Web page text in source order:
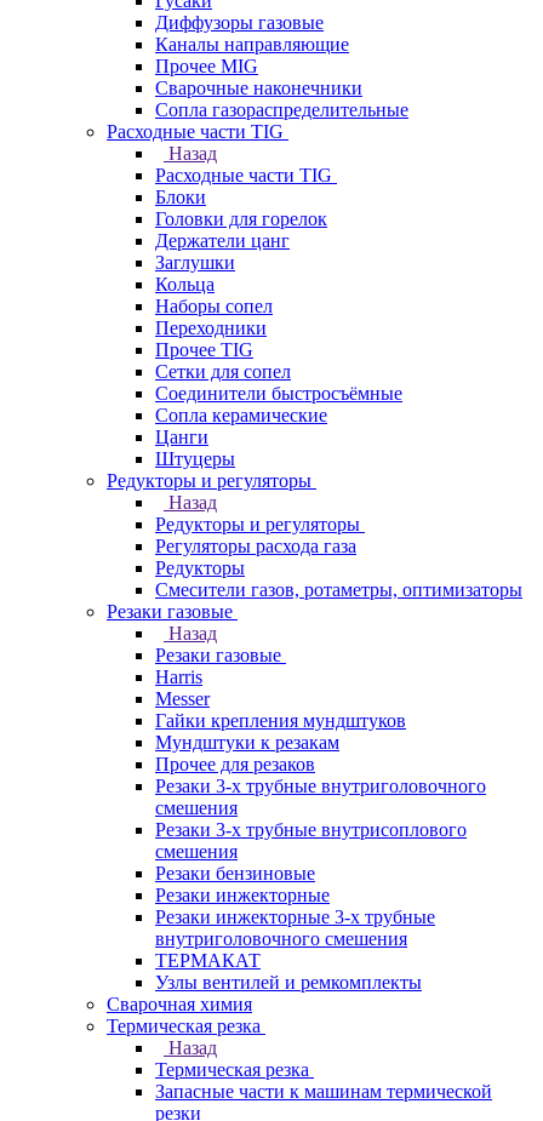
Диффузоры газовые
Каналы направляющие
Прочее MIG
Сварочные наконечники
Сопла газораспределительные
Расходные части TIG
Назад
Расходные части TIG
Блоки
Головки для горелок
Держатели цанг
Заглушки
Кольца
Наборы сопел
Переходники
Прочее TIG
Сетки для сопел
Соединители быстросъёмные
Сопла керамические
Цанги
Штуцеры
Редукторы и регуляторы
Назад
Редукторы и регуляторы
Регуляторы расхода газа
Редукторы
Смесители газов, ротаметры, оптимизаторы
Резаки газовые
Назад
Резаки газовые
Harris
Messer
Гайки крепления мундштуков
Мундштуки к резакам
Прочее для резаков
Резаки 3-х трубные внутриголовочного
смешения
Резаки 3-х трубные внутрисоплового
смешения
Резаки бензиновые
Резаки инжекторные
Резаки инжекторные 3-х трубные
внутриголовочного смешения
ТЕРМАКАТ
Узлы вентилей и ремкомплекты
Сварочная химия
Термическая резка
Назад
Термическая резка
Запасные части к машинам термической
резки